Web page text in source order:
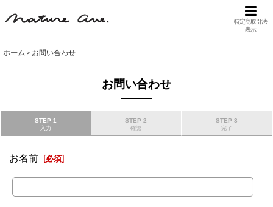
特定商取引法
表示
ホーム > お問い合わせ
お問い合わせ
STEP 1
入力
STEP 2
確認
STEP 3
完了
お名前 [必須]